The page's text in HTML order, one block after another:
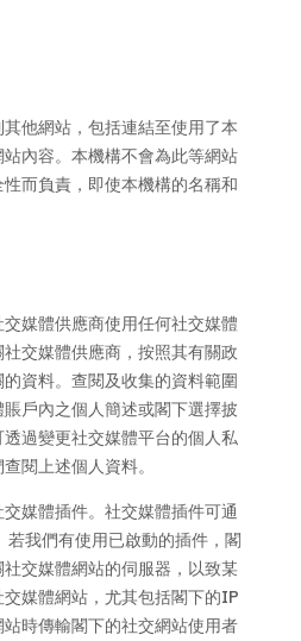
他網站，包括連結至使用了本
內容。本機構不會為此等網站
而負責，即使本機構的名稱和
媒體供應商使用任何社交媒體
交媒體供應商，按照其有關政
資料。查閱及收集的資料範圍
戶內之個人簡述或閣下選擇披
過變更社交媒體平台的個人私
閱上述個人資料。
媒體插件。社交媒體插件可通
若我們有使用已啟動的插件，閣
交媒體網站的伺服器，以致某
媒體網站，尤其包括閣下的IP
時傳輸閣下的社交網站使用者